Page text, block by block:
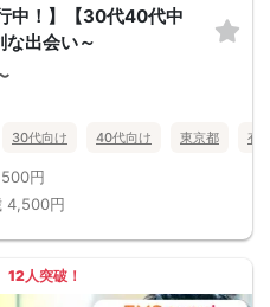
中！】【30代40代中
出会い～
30代向け 40代向け 東京都 有
円
4,500円
12人突破！